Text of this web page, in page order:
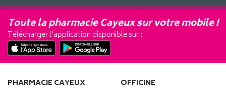
Toute la pharmacie Cayeux sur votre mobile !
Télécharger l’application disponible sur :
PHARMACIE CAYEUX OFFICINE